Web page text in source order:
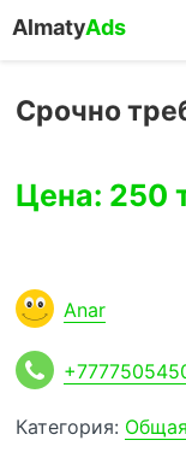
AlmatyAds
Срочно
Цена: 250
Anar
Категория: Общая